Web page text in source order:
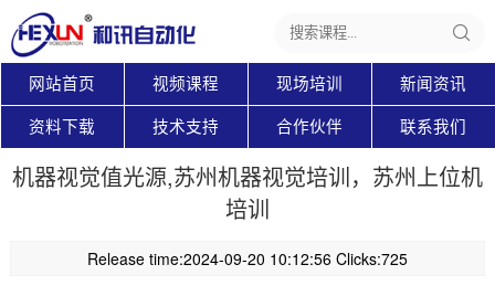
网站首页 视频课程 现场培训 新闻资讯
资料下载 技术支持 合作伙伴 联系我们
机器视觉值光源,苏州机器视觉培训，苏州上位机
培训
Release time:2024-09-20 10:12:56 Clicks:725